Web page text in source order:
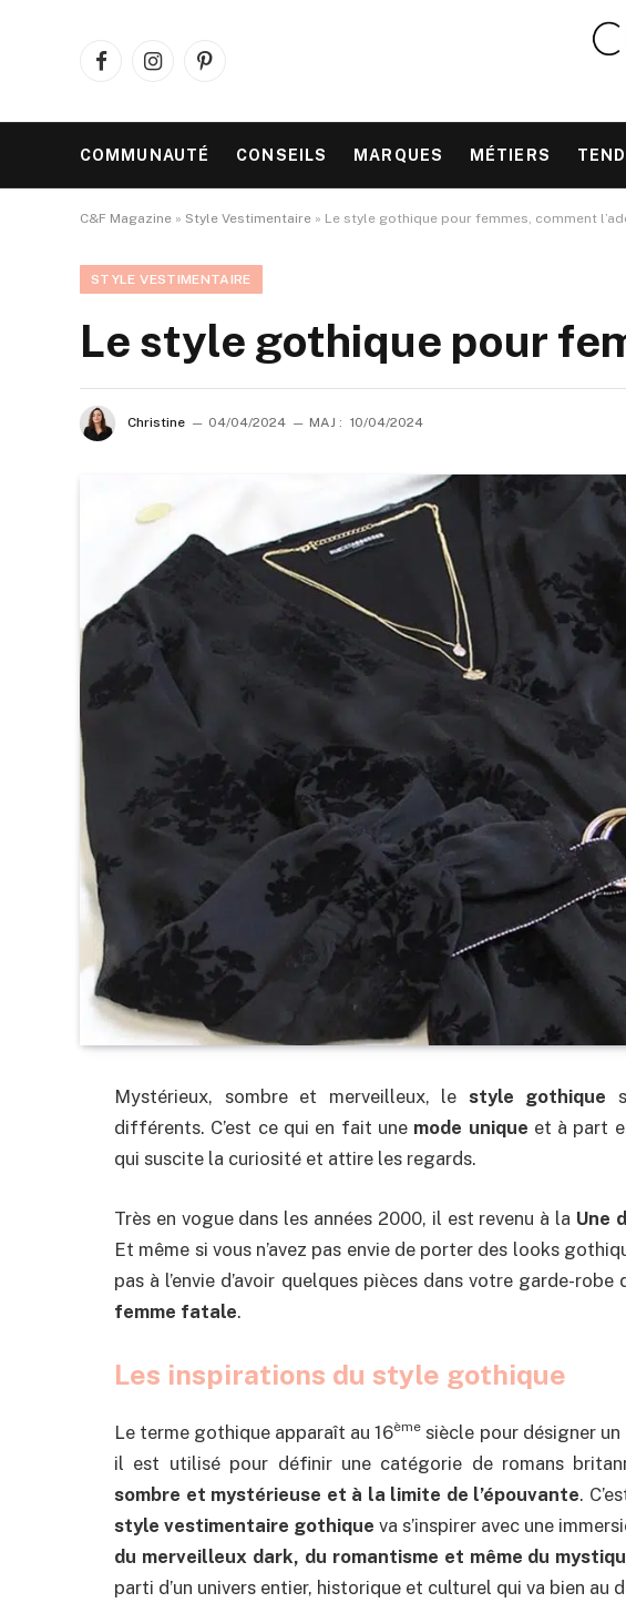
FacebookInstagramPinterest
COMMUNAUTÉ CONSEILS MARQUES MÉTIERS
C&F Magazine » Style Vestimentaire » Le style gothique pour femmes, comment
STYLE VESTIMENTAIRE
Le style gothique pour
Christine 04/04/2024 MAJ : 10/04/2024
Mystérieux, sombre et merveilleux, le style gothique
différents. C’est ce qui en fait une mode unique et à part
qui suscite la curiosité et attire les regards.
Très en vogue dans les années 2000, il est revenu à la Une
Et même si vous n’avez pas envie de porter des looks
pas à l’envie d’avoir quelques pièces dans votre garde-
femme fatale.
Les inspirations du style gothique
Le terme gothique apparaît au 16ème siècle pour désigner
il est utilisé pour définir une catégorie de romans
sombre et mystérieuse et à la limite de l’épouvante.
style vestimentaire gothique va s’inspirer avec une
du merveilleux dark, du romantisme et même du
parti d’un univers entier, historique et culturel qui va bien au